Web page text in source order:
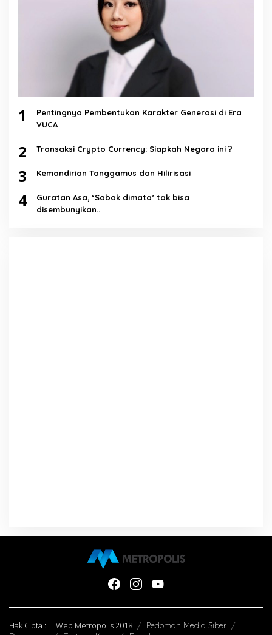
1
Pentingnya Pembentukan Karakter Generasi di Era
VUCA
2 Transaksi Crypto Currency: Siapkah Negara ini ?
3 Kemandirian Tanggamus dan Hilirisasi
4
Guratan Asa, ‘Sabak dimata’ tak bisa
disembunyikan..
Hak Cipta : IT Web Metropolis 2018
Pedoman Media Siber